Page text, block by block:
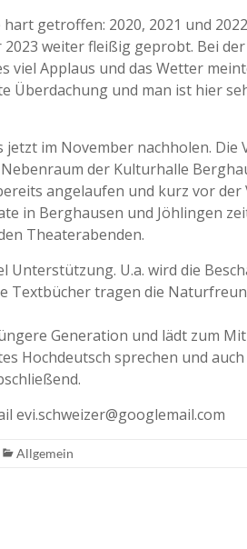
getroffen: 2020, 2021 und
weiter fleißig geprobt. Bei
viel Applaus und das Wetter
Überdachung und man ist hier
jetzt im November nachholen.
Nebenraum der Kulturhalle
angelaufen und kurz vor
in Berghausen und Jöhlingen
Theaterabenden.
Unterstützung. U.a. wird die
Textbücher tragen die
Generation und lädt zum
Hochdeutsch sprechen und
evi.schweizer@googlemail.com
Allgemein